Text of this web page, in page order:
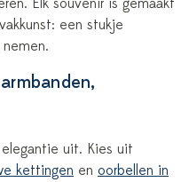
Elk souvenir is gemaakt
een stukje
uit. Kies uit
kettingen en oorbellen in